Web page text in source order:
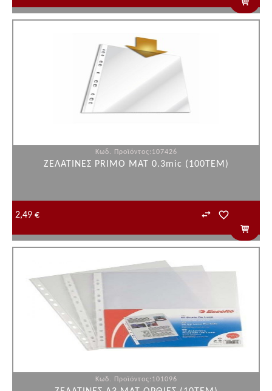
Κωδ. Προϊόντος:107426
ΖΕΛΑΤΙΝΕΣ PRIMO ΜΑΤ 0.3mic (100ΤΕΜ)
2,49 €
Κωδ. Προϊόντος:101096